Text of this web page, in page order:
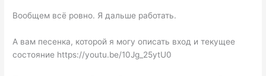
Вообщем всё ровно. Я дальше работать.
А вам песенка, которой я могу описать вход и текущее
состояние https://youtu.be/10Jg_25ytU0